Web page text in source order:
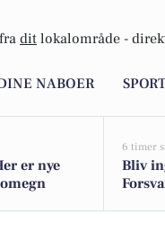
dit lokalområde -
NABOER SPORT
er nye
6 timer
Bliv